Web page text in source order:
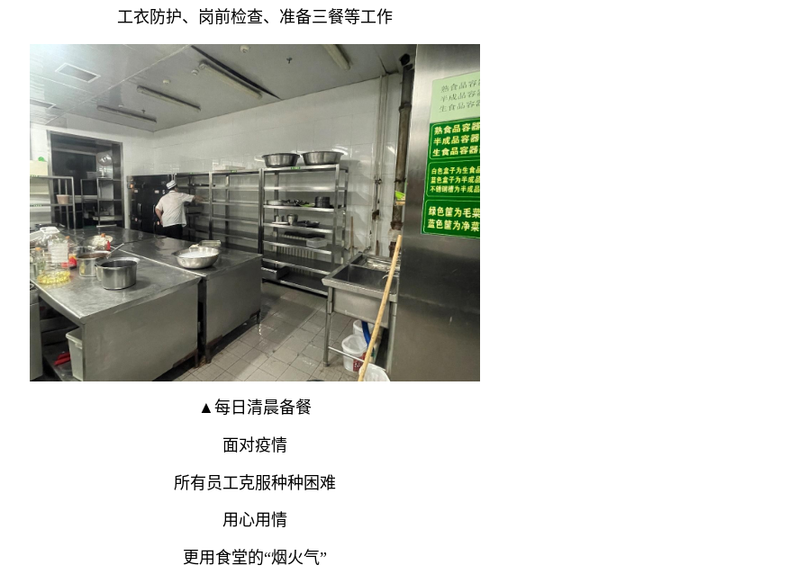
工衣防护、岗前检查、准备三餐等工作
▲每日清晨备餐
面对疫情
所有员工克服种种困难
用心用情
更用食堂的“烟火气”